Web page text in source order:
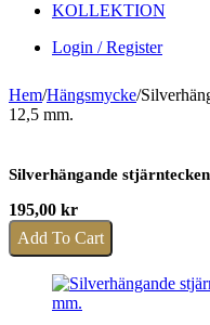
KOLLEKTION
Login / Register
Hem/Hängsmycke/
12,5 mm.
Silverhängande
195,00 kr
Add To Cart